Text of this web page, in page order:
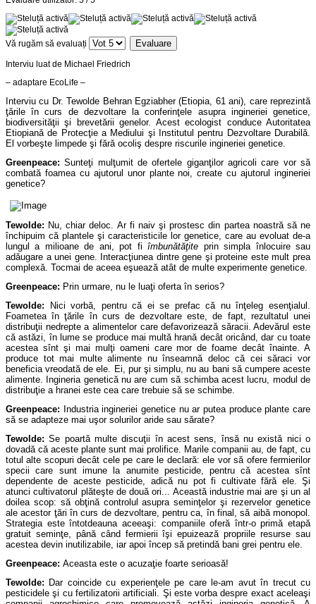
Vă rugăm să evaluați
Interviu luat de Michael Friedrich
– adaptare EcoLife –
Interviu cu Dr. Tewolde Behran Egziabher (Etiopia, 61 ani), care reprezintă
ţările în curs de dezvoltare la conferinţele asupra ingineriei genetice,
biodiversităţii şi brevetării genelor. Acest ecologist conduce Autoritatea
Etiopiană de Protecţie a Mediului şi Institutul pentru Dezvoltare Durabilă.
El vorbeşte limpede şi fără ocoliş despre riscurile ingineriei genetice.
Greenpeace:Sunteţi mulţumit de ofertele giganţilor agricoli care vor să
combată foamea cu ajutorul unor plante noi, create cu ajutorul ingineriei
genetice?
Tewolde: Nu, chiar deloc. Ar fi naiv şi prostesc din partea noastră să ne
închipuim că plantele şi caracteristicile lor genetice, care au evoluat de-a
lungul a milioane de ani, pot fiîmbunătăţite prin simpla înlocuire sau
adăugare a unei gene. Interacţiunea dintre gene şi proteine este mult prea
complexă. Tocmai de aceea eşuează atât de multe experimente genetice.
Greenpeace: Prin urmare, nu le luaţi oferta în serios?
Tewolde:
Nici vorbă, pentru că ei se prefac că nu înţeleg esenţialul.
Foametea în ţările în curs de dezvoltare este, de fapt, rezultatul unei
distribuţii nedrepte a alimentelor care defavorizează săracii. Adevărul este
că astăzi, în lume se produce mai multă hrană decât oricând, dar cu toate
acestea sînt şi mai mulţi oameni care mor de foame decât înainte. A
produce tot mai multe alimente nu înseamnă deloc că cei săraci vor
beneficia vreodată de ele. Ei, pur şi simplu, nu au bani să cumpere aceste
alimente. Ingineria genetică nu are cum să schimba acest lucru, modul de
distribuţie a hranei este cea care trebuie să se schimbe.
Greenpeace:
Industria ingineriei genetice nu ar putea produce plante care
să se adapteze mai uşor solurilor aride sau sărate?
Tewolde:Se poartă multe discuţii în acest sens, însă nu există nici o
dovadă că aceste plante sunt mai prolifice. Marile companii au, de fapt, cu
totul alte scopuri decât cele pe care le declară: ele vor să ofere fermierilor
specii care sunt imune la anumite pesticide, pentru că acestea sînt
dependente de aceste pesticide, adică nu pot fi cultivate fără ele. Şi
atunci cultivatorul plăteşte de două ori... Această industrie mai are şi un al
doilea scop: să obţină controlul asupra seminţelor şi rezervelor genetice
ale acestor ţări în curs de dezvoltare, pentru ca, în final, să aibă monopol.
Strategia este întotdeauna aceeaşi: companiile oferă într-o primă etapă
gratuit seminţe, până când fermierii îşi epuizează propriile resurse sau
acestea devin inutilizabile, iar apoi încep să pretindă bani grei pentru ele.
Greenpeace: Aceasta este o acuzaţie foarte serioasă!
Tewolde: Dar coincide cu experienţele pe care le-am avut în trecut cu
pesticidele şi cu fertilizatorii artificiali. Şi este vorba despre exact aceleaşi